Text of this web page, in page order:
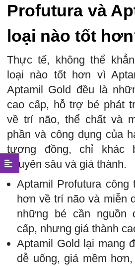
Profutura và
loại nào tốt
Thực tế, không thể
loại nào tốt hơn vì
Aptamil Gold đều là
cao cấp, hỗ trợ bé phát
về trí não, thể chất và
phần và công dụng của
tương đồng, chỉ
chuyên sâu và giá thành.
Aptamil Profutura công
hơn về trí não và miễn
những bé cần nguồn
cấp, nhưng giá thành
Aptamil Gold lại mang
dễ uống, giá mềm